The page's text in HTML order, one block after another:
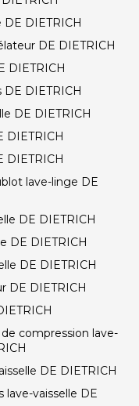
DIETRICH
DE DIETRICH
DIETRICH
DIETRICH
DE DIETRICH
DIETRICH
DIETRICH
lave-linge DE
DE DIETRICH
DE DIETRICH
DE DIETRICH
DE DIETRICH
compression lave-
DE DIETRICH
lave-vaisselle DE